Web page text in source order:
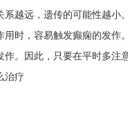
系越远，遗传的可能性越小
时，容易触发癫痫的发
作。因此，只要在平时多注
治疗